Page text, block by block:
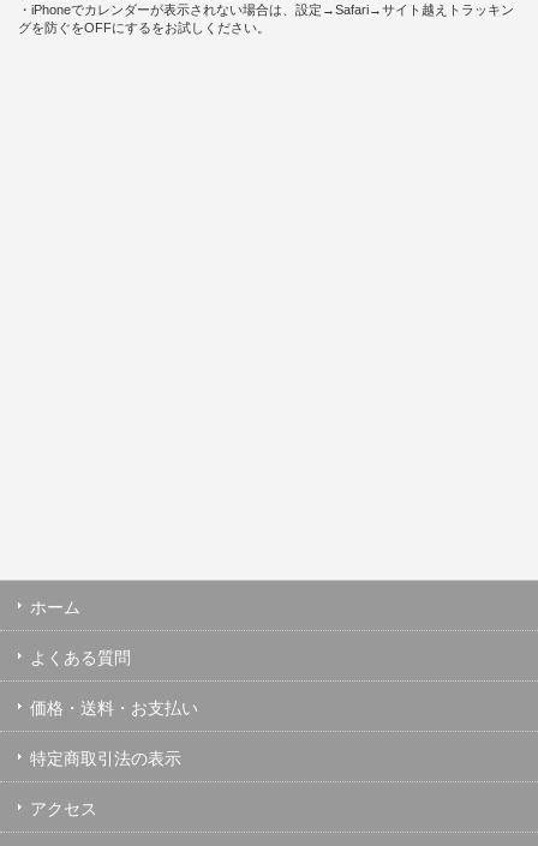
・iPhoneでカレンダーが表示されない場合は、設定→Safari→サイト越えトラッキン
グを防ぐをOFFにするをお試しください。
ホーム
よくある質問
価格・送料・お支払い
特定商取引法の表示
アクセス